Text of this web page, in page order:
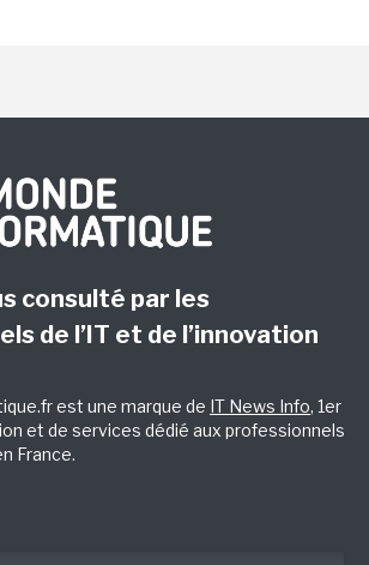
consulté par les
de l’IT et de l’innovation
est une marque de IT News Info, 1er
et de services dédié aux professionnels
France.